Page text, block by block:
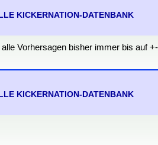
KICKERNATION-DATENBANK
Vorhersagen bisher immer bis auf
KICKERNATION-DATENBANK